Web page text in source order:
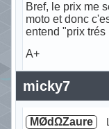
Bref, le prix me
moto et donc
entend "prix trés
A+
Hors ligne
micky7
MØdΩZaure